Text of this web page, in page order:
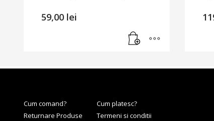
59,00 lei
Cum comand?
Cum platesc?
Returnare Produse
Termeni si conditii